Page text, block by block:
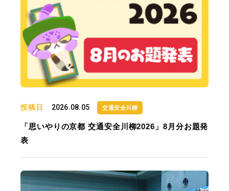
投稿日 2026.08.05 交通安全川柳
「思いやりの京都 交通安全川柳2026」8月分お題発
表